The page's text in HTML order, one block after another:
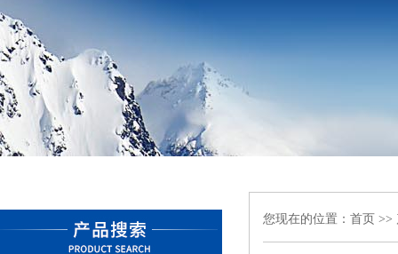
您现在的位置： 首页 >>